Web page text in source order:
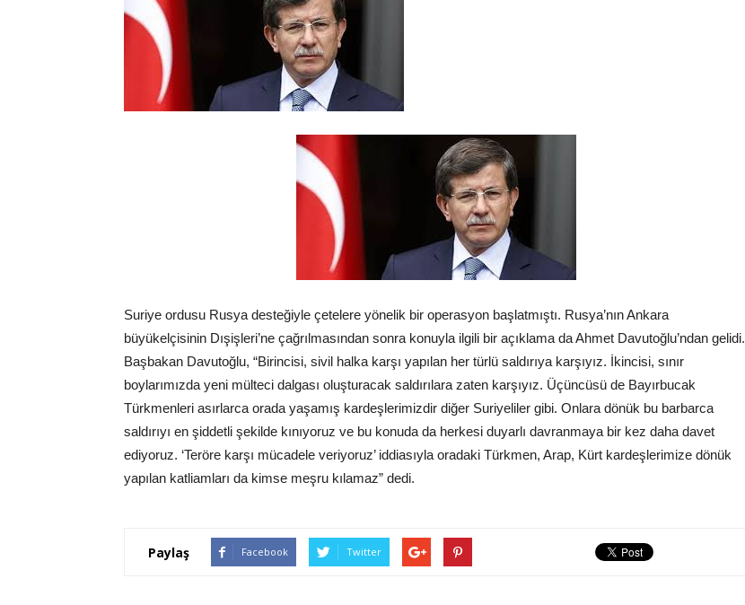
Suriye ordusu Rusya desteğiyle çetelere yönelik bir operasyon başlatmıştı. Rusya’nın Ankara
büyükelçisinin Dışişleri’ne çağrılmasından sonra konuyla ilgili bir açıklama da Ahmet Davutoğlu’ndan gelidi.
Başbakan Davutoğlu, “Birincisi, sivil halka karşı yapılan her türlü saldırıya karşıyız. İkincisi, sınır
boylarımızda yeni mülteci dalgası oluşturacak saldırılara zaten karşıyız. Üçüncüsü de Bayırbucak
Türkmenleri asırlarca orada yaşamış kardeşlerimizdir diğer Suriyeliler gibi. Onlara dönük bu barbarca
saldırıyı en şiddetli şekilde kınıyoruz ve bu konuda da herkesi duyarlı davranmaya bir kez daha davet
ediyoruz. ‘Teröre karşı mücadele veriyoruz’ iddiasıyla oradaki Türkmen, Arap, Kürt kardeşlerimize dönük
yapılan katliamları da kimse meşru kılamaz” dedi.
Paylaş Facebook Twitter